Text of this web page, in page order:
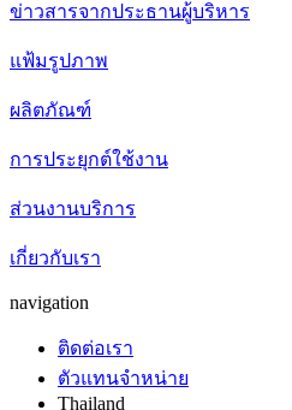
ข่าวสารจากประธานผู้บริหาร
แฟ้มรูปภาพ
ผลิตภัณฑ์
การประยุกต์ใช้งาน
ส่วนงานบริการ
เกี่ยวกับเรา
navigation
ติดต่อเรา
ตัวแทนจำหน่าย
Thailand